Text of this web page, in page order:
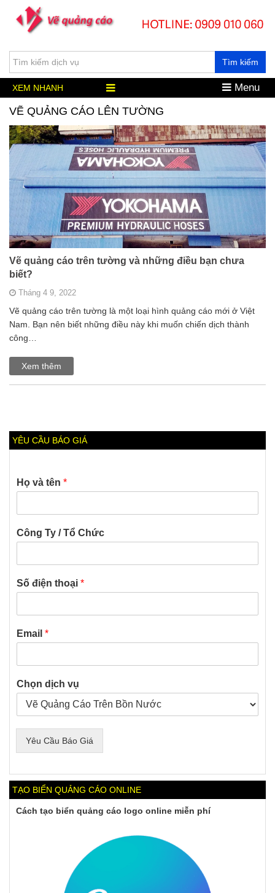
Tìm kiếm
XEM NHANH Menu
VẼ QUẢNG CÁO LÊN TƯỜNG
Vẽ quảng cáo trên tường và những điều bạn chưa
biết?
Tháng 4 9, 2022
Vẽ quảng cáo trên tường là một loại hình quảng cáo mới ở Việt
Nam. Bạn nên biết những điều này khi muốn chiến dịch thành
công…
Xem thêm
YÊU CẦU BÁO GIÁ
Họ và tên *
Công Ty / Tổ Chức
Số điện thoại *
Email *
Chọn dịch vụ
Yêu Cầu Báo Giá
TẠO BIỂN QUẢNG CÁO ONLINE
Cách tạo biển quảng cáo logo online miễn phí